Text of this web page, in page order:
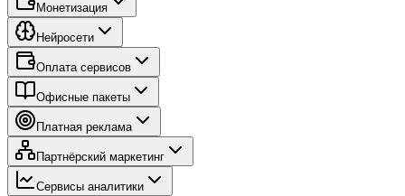
Монетизация
Нейросети
Оплата сервисов
Офисные пакеты
Платная реклама
Партнёрский маркетинг
Сервисы аналитики